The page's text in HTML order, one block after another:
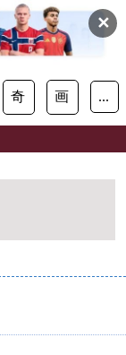
✕
奇 画 ...